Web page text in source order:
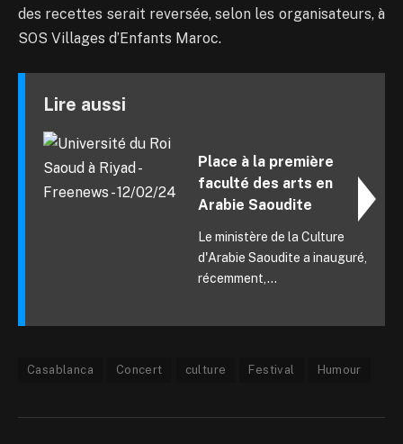
des recettes serait reversée, selon les organisateurs, à
SOS Villages d’Enfants Maroc.
Lire aussi
Place à la première
faculté des arts en
Arabie Saoudite
Le ministère de la Culture
d'Arabie Saoudite a inauguré,
récemment,...
Casablanca Concert culture Festival Humour